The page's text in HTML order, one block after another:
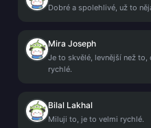
Dobré a spolehlivé, už to
Mira Joseph
Je to skvělé, levnější než
rychlé.
Bilal Lakhal
Miluji to, je to velmi rychlé.